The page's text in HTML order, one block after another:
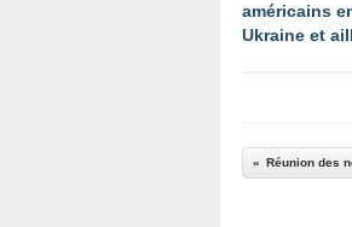
américains
Ukraine et
Réunion des